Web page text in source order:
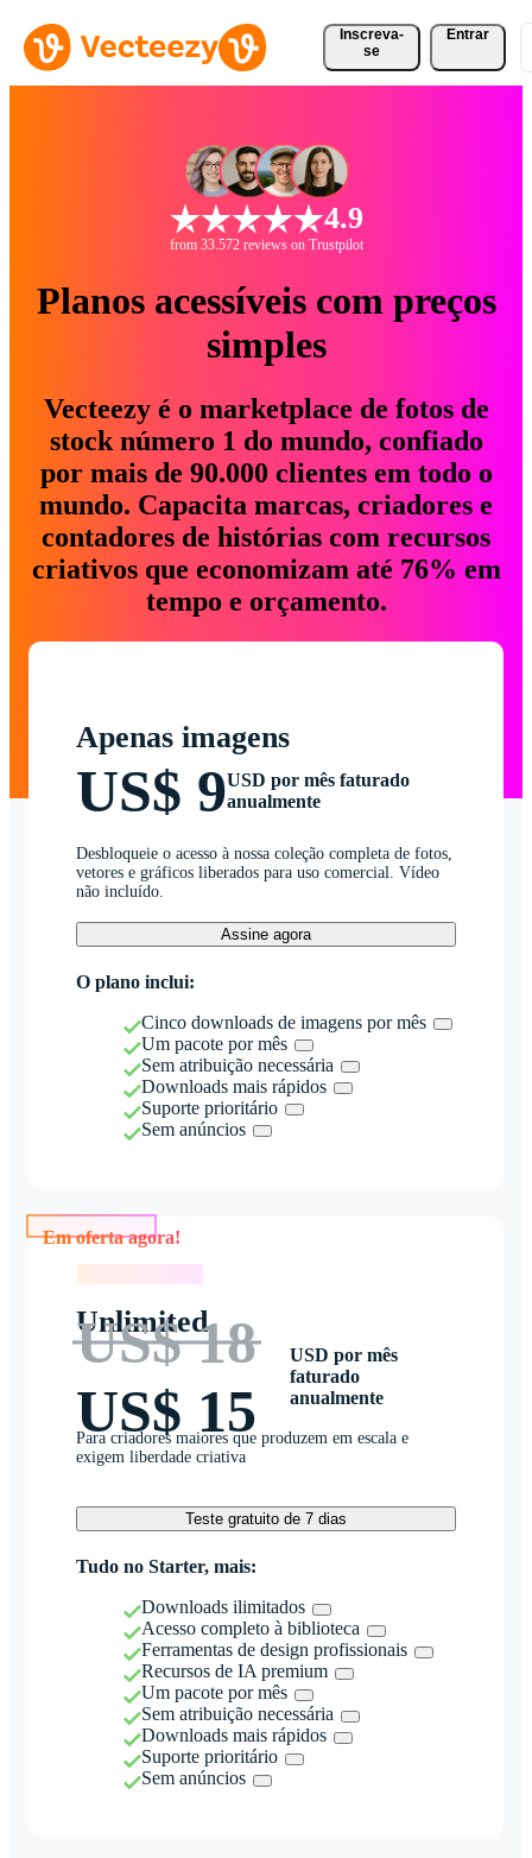
Inscreva-
se
Entrar
4.9
from 33.572 reviews on Trustpilot
Planos acessíveis com preços
simples
Vecteezy é o marketplace de fotos de
stock número 1 do mundo, confiado
por mais de 90.000 clientes em todo o
mundo. Capacita marcas, criadores e
contadores de histórias com recursos
criativos que economizam até 76% em
tempo e orçamento.
Apenas imagens
US$ 9USD por mês faturado
anualmente
Desbloqueie o acesso à nossa coleção completa de fotos,
vetores e gráficos liberados para uso comercial. Vídeo
não incluído.
Assine agora
O plano inclui:
Cinco downloads de imagens por mês
Um pacote por mês
Sem atribuição necessária
Downloads mais rápidos
Suporte prioritário
Sem anúncios
Unlimited
US$ 18
US$ 15
USD por mês
faturado
anualmente
Para criadores maiores que produzem em escala e
exigem liberdade criativa
Teste gratuito de 7 dias
Tudo no Starter, mais:
Downloads ilimitados
Acesso completo à biblioteca
Ferramentas de design profissionais
Recursos de IA premium
Um pacote por mês
Sem atribuição necessária
Downloads mais rápidos
Suporte prioritário
Sem anúncios